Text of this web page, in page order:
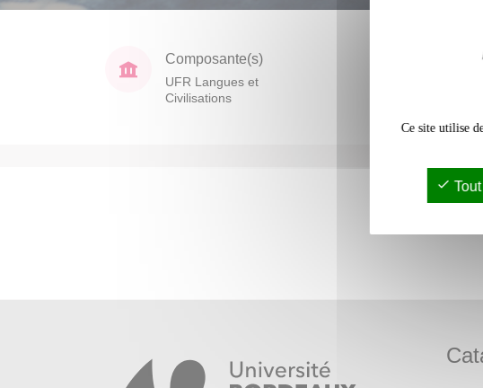
Composante(s)
UFR Langues et
Civilisations
Ce site utilise